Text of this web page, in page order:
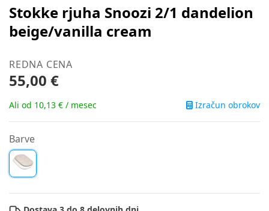
Stokke rjuha Snoozi 2/1 dandelion
beige/vanilla cream
REDNA CENA
55,00 €
Ali od 10,13 € / mesec Izračun obrokov
Barve